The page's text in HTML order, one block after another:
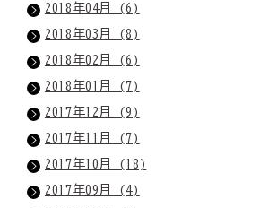
2018年04月 (6)
2018年03月 (8)
2018年02月 (6)
2018年01月 (7)
2017年12月 (9)
2017年11月 (7)
2017年10月 (18)
2017年09月 (4)